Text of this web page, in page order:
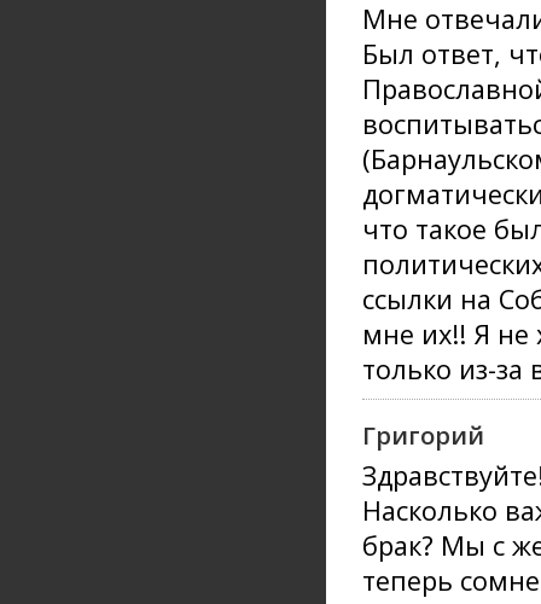
Мне
Был ответ,
что такое
ссылки на
мне их!! Я
только из-за
Григорий
Насколько
брак? Мы с
теперь